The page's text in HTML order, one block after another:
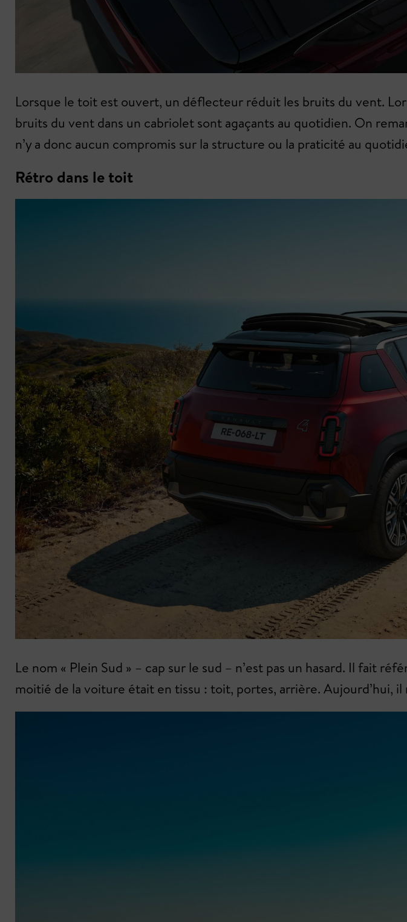
Lorsque le toit est ouvert, un déflecteur réduit les bruits du vent.
bruits du vent dans un cabriolet sont agaçants au quotidien. On
n’y a donc aucun compromis sur la structure ou la praticité au
Rétro dans le toit
Le nom « Plein Sud » – cap sur le sud – n’est pas un hasard. Il fait
moitié de la voiture était en tissu : toit, portes, arrière. Aujourd’hui, il